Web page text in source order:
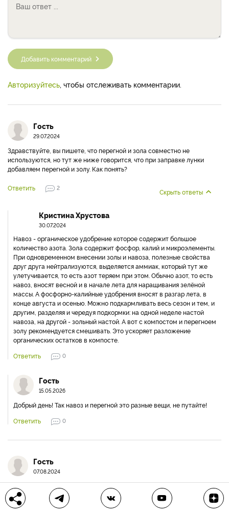
Добавить комментарий
Авторизуйтесь, чтобы отслеживать комментарии.
Гость
29.07.2024
Здравствуйте, вы пишете, что перегной и зола совместно не
используются, но тут же ниже говорится, что при заправке лунки
добавляем перегной и золу. Как понять?
Ответить 2 Скрыть ответы
Кристина Хрустова
30.07.2024
Навоз - органическое удобрение которое содержит большое
количество азота. Зола содержит фосфор, калий и микроэлементы.
При одновременном внесении золы и навоза, полезные свойства
друг друга нейтрализуются, выделяется аммиак, который тут же
улетучивается, то есть азот теряем при этом. Обычно азот, то есть
навоз, вносят весной и в начале лета для наращивания зелёной
массы. А фосфорно-калийные удобрения вносят в разгар лета, в
конце августа и осенью. Можно подкармливать весь сезон и тем, и
другим, разделяя и чередуя подкормки: на одной неделе настой
навоза, на другой - зольный настой. А вот с компостом и перегноем
золу рекомендуется смешивать. Это ускоряет разложение
органических остатков в компосте.
Ответить
0
Гость
15.05.2026
Добрый день! Так навоз и перегной это разные вещи, не путайте!
Ответить
0
Гость
07.08.2024
Здравствуйте , подскажите пожалуста, при подготовке почвы для
земляники нужно внести перегной и минеральные удобрения, а при
посадке в лунки вы пишете, что тоже добавляются удобрения. Я